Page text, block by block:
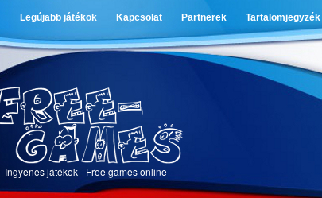
Legújabb játékok Kapcsolat Partnerek Tartalomjegyzék
Ingyenes játékok - Free games online